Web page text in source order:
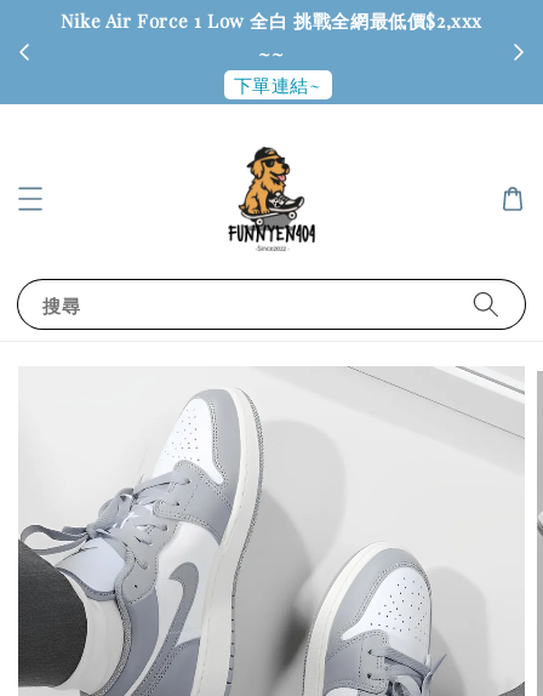
Nike Air Force 1 Low 全白 挑戰全網最低價$2,xxx
~~
下單連結~
搜尋